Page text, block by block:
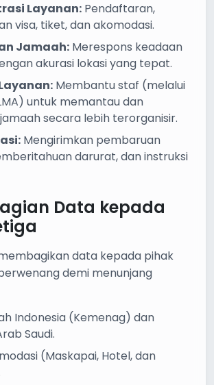
Layanan: Pendaftaran,
visa, tiket, dan akomodasi.
Jamaah: Merespons keadaan
akurasi lokasi yang tepat.
Membantu staf (melalui
untuk memantau dan
secara lebih terorganisir.
Mengirimkan pembaruan
darurat, dan instruksi
Data kepada
data kepada pihak
demi menunjang
Indonesia (Kemenag) dan
Saudi.
(Maskapai, Hotel, dan